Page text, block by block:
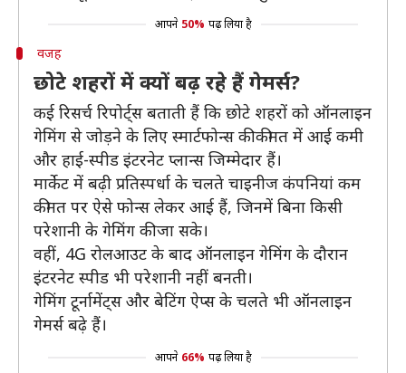
आपने 50% पढ़ लिया है
वजह
छोटे शहरों में क्यों बढ़ रहे हैं गेमर्स?
कई रिसर्च रिपोर्ट्स बताती हैं कि छोटे शहरों को ऑनलाइन
गेमिंग से जोड़ने के लिए स्मार्टफोन्स की कीमत में आई कमी
और हाई-स्पीड इंटरनेट प्लान्स जिम्मेदार हैं।
मार्केट में बढ़ी प्रतिस्पर्धा के चलते चाइनीज कंपनियां कम
कीमत पर ऐसे फोन्स लेकर आई हैं, जिनमें बिना किसी
परेशानी के गेमिंग की जा सके।
वहीं, 4G रोलआउट के बाद ऑनलाइन गेमिंग के दौरान
इंटरनेट स्पीड भी परेशानी नहीं बनती।
गेमिंग टूर्नामेंट्स और बेटिंग ऐप्स के चलते भी ऑनलाइन
गेमर्स बढ़े हैं।
आपने 66% पढ़ लिया है